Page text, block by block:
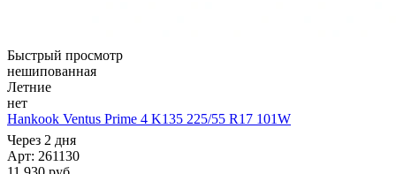
Быстрый просмотр
нешипованная
Летние
нет
Hankook Ventus Prime 4 K135 225/55 R17 101W
Через 2 дня
Арт: 261130